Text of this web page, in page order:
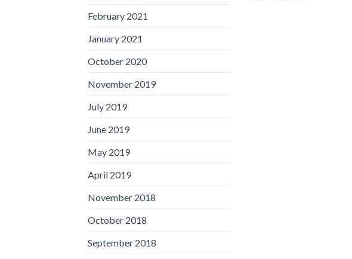
February 2021
January 2021
October 2020
November 2019
July 2019
June 2019
May 2019
April 2019
November 2018
October 2018
September 2018